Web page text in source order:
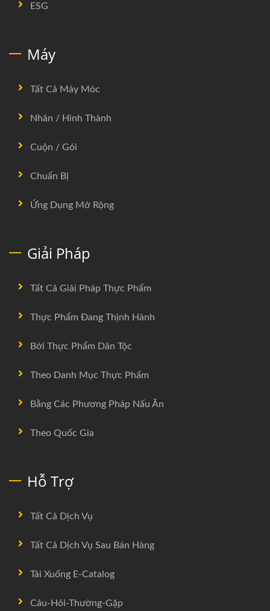
ESG
Máy
Tất Cả Máy Móc
Nhân / Hình Thành
Cuộn / Gói
Chuẩn Bị
Ứng Dụng Mở Rộng
Giải Pháp
Tất Cả Giải Pháp Thực Phẩm
Thực Phẩm Đang Thịnh Hành
Bởi Thực Phẩm Dân Tộc
Theo Danh Mục Thực Phẩm
Bằng Các Phương Pháp Nấu Ăn
Theo Quốc Gia
Hỗ Trợ
Tất Cả Dịch Vụ
Tất Cả Dịch Vụ Sau Bán Hàng
Tải Xuống E-Catalog
Câu-Hỏi-Thường-Gặp